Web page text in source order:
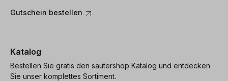
Gutschein bestellen
Katalog
Bestellen Sie gratis den sautershop Katalog und entdecken
Sie unser komplettes Sortiment.